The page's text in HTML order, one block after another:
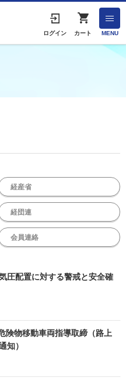
ログイン カート MENU
経産省
経団連
会員連絡
圧配置に対する警戒と安全確
険物移動車両指導取締（路上
知）